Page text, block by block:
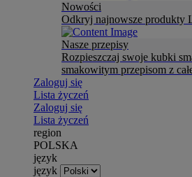
Nowości
Odkryj najnowsze produkty
Nasze przepisy
Rozpieszczaj swoje kubki
smakowitym przepisom z
Zaloguj się
Lista życzeń
Zaloguj się
Lista życzeń
region
POLSKA
język
język